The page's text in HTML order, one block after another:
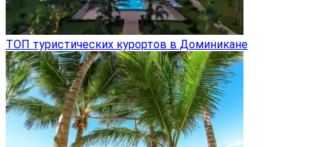
ТОП туристических курортов в Доминикане